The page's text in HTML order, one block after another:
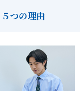
５つの理由